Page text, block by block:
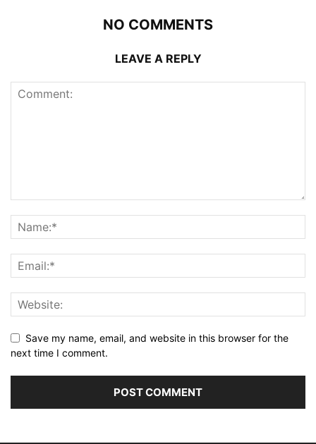
NO COMMENTS
LEAVE A REPLY
Save my name, email, and website in this browser for the
next time I comment.